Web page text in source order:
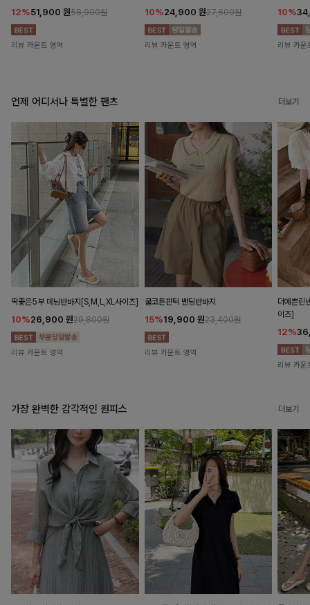
12%51,900 원58,900원
리뷰 카운트 영역
10%24,900 원27,600원
리뷰 카운트 영역
10%
리뷰 카운
언제 어디서나 특별한 팬츠 더보기
딱좋은5부 데님반바지[S,M,L,XL사이즈]
10%26,900 원29,800원
리뷰 카운트 영역
쿨코튼핀턱 밴딩반바지
15%19,900 원23,400원
리뷰 카운트 영역
더예쁜린
이즈]
12%
리뷰 카운
가장 완벽한 감각적인 원피스 더보기